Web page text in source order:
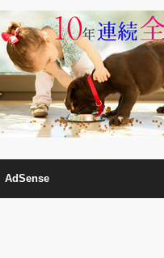
AdSense